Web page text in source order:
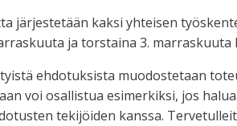
järjestetään kaksi yhteisen
ja torstaina 3. marraskuuta
ehdotuksista muodostetaan
voi osallistua esimerkiksi, jos
tekijöiden kanssa.